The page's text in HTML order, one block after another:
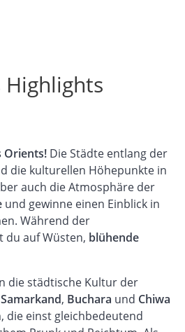
Highlights
Orients! Die Städte entlang der
die kulturellen Höhepunkte in
auch die Atmosphäre der
und gewinne einen Einblick in
Während der
auf Wüsten, blühende
die städtische Kultur der
Samarkand, Buchara und Chiwa
die einst gleichbedeutend